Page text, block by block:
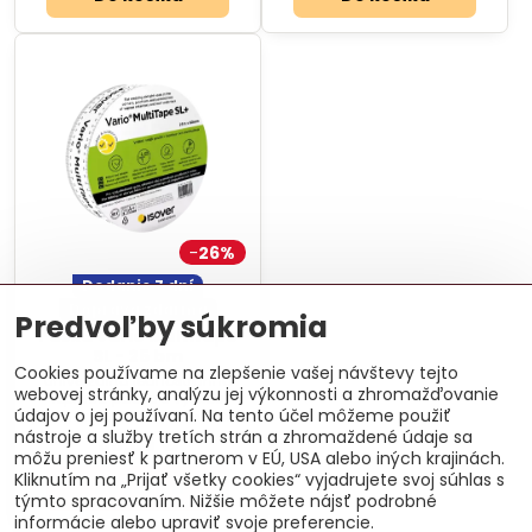
26%
Dodanie 7 dní
Doprava zdarma
Páska Vario Multitape
Univerzálna jednostranná
lepiaca páska s vyskou
pružnosťou. Rozmer: 2500 x 6
cm.
33,36 €
Do košíka
Predvoľby súkromia
Cookies používame na zlepšenie vašej návštevy tejto
webovej stránky, analýzu jej výkonnosti a zhromažďovanie
údajov o jej používaní. Na tento účel môžeme použiť
nástroje a služby tretích strán a zhromaždené údaje sa
môžu preniesť k partnerom v EÚ, USA alebo iných krajinách.
Kliknutím na „Prijať všetky cookies“ vyjadrujete svoj súhlas s
týmto spracovaním. Nižšie môžete nájsť podrobné
informácie alebo upraviť svoje preferencie.